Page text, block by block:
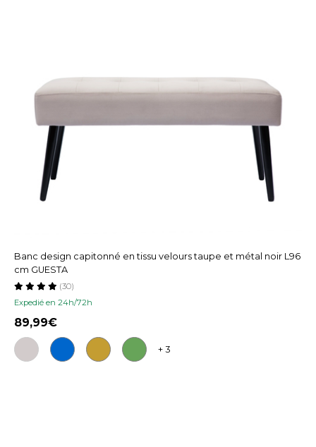
Banc design capitonné en tissu velours taupe et métal noir L96
cm GUESTA
Expedié en 24h/72h
(30)
89,99
+ 3